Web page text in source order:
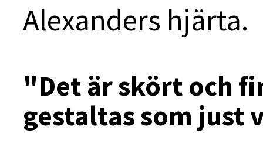
Alexanders hjärta.
"Det är skört och
gestaltas som